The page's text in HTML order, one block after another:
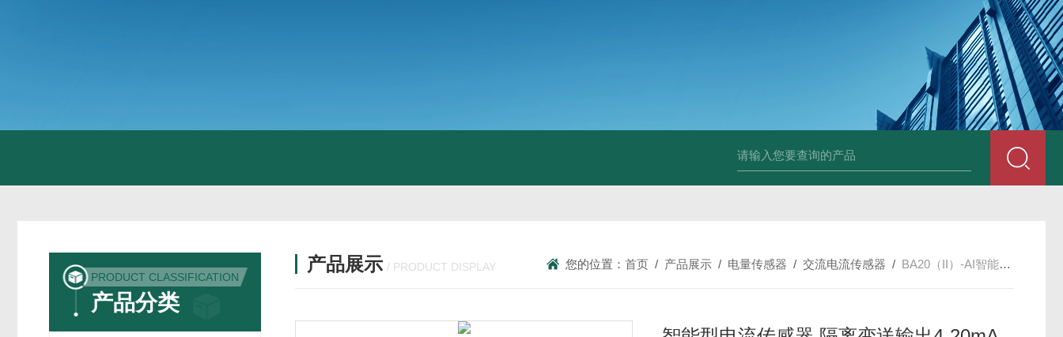
产品展示 / PRODUCT DISPLAY 您的位置：首页 / 产品展示 / 电量传感器 /交流电流传感器 / BA20（II）-AI智能型电流传感器 隔离变送输出4-20mA
PRODUCT CLASSIFICATION
产品分类